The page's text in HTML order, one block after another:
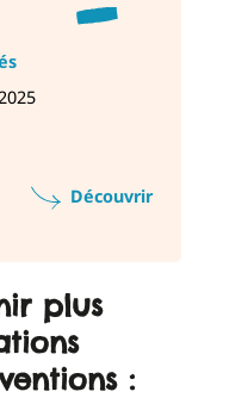
Découvrir
: